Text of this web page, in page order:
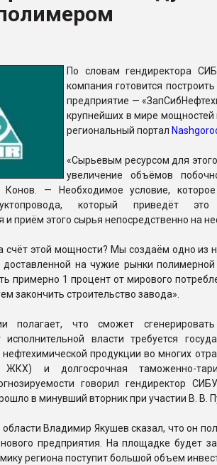
По словам гендиректора
компания готовится
предприятие —
крупнейших в мире мощностей
региональный портал
«Сырьевым ресурсом для
увеличение объёмов
Конов. — Необходимое условие,
который приведёт
и приём этого сырья непосредственно на
счёт этой мощности? Мы создаём одно из
доставленной на чужие рынки
примерно 1 процент от мирового
закончить строительство завода».
полагает, что сможет
власти требуется
продукции во многих
и долгосрочная таможенно-
говорил гендиректор
в минувший вторник при участии В. В.
области Владимир Якушев сказал, что он
нового предприятия. На площадке будет
региона поступит большой объем